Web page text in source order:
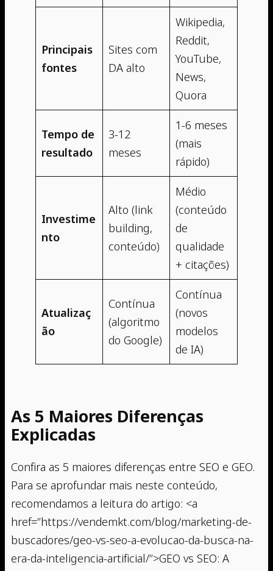
Principais
fontes
Sites com
DA alto
Wikipedia,
Reddit,
YouTube,
News,
Quora
Tempo de
resultado
3-12
meses
1-6 meses
(mais
rápido)
Investime
nto
Alto (link
building,
conteúdo)
Médio
(conteúdo
de
qualidade
+ citações)
Atualizaç
ão
Contínua
(algoritmo
do Google)
Contínua
(novos
modelos
de IA)
As 5 Maiores Diferenças
Explicadas
Confira as 5 maiores diferenças entre SEO e GEO.
Para se aprofundar mais neste conteúdo,
recomendamos a leitura do artigo: <a
href=”https://vendemkt.com/blog/marketing-de-
buscadores/geo-vs-seo-a-evolucao-da-busca-na-
era-da-inteligencia-artificial/”>GEO vs SEO: A